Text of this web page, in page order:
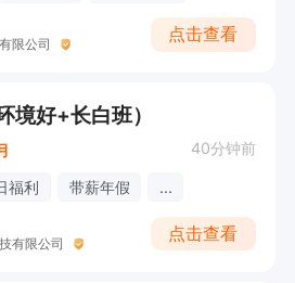
限公司
点击查看
境好+长白班）
40分钟前
福利 带薪年假 ...
有限公司
点击查看